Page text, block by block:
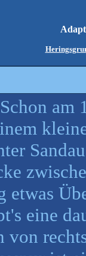
am
etwas
eine
von